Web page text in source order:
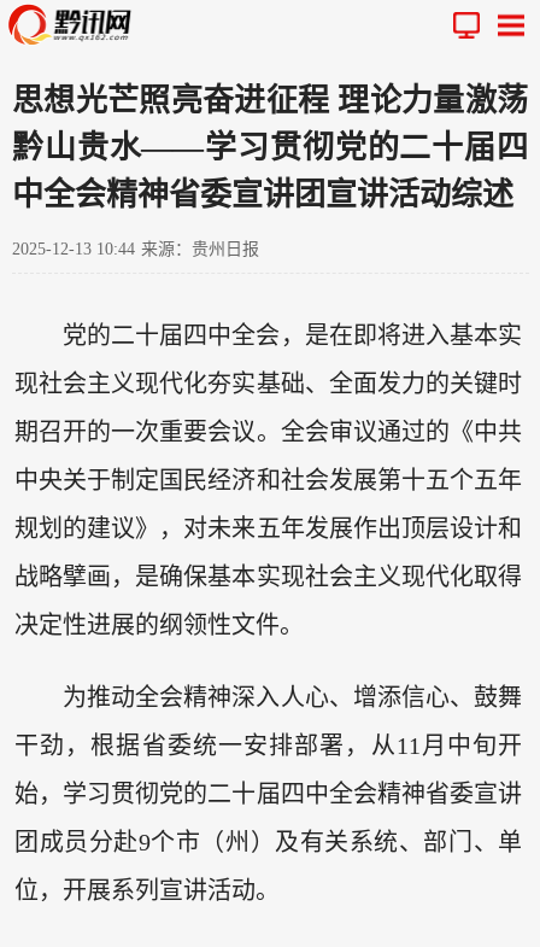
思想光芒照亮奋进征程 理论力量激荡
黔山贵水——学习贯彻党的二十届四
中全会精神省委宣讲团宣讲活动综述
2025-12-13 10:44 来源：贵州日报
党的二十届四中全会，是在即将进入基本实
现社会主义现代化夯实基础、全面发力的关键时
期召开的一次重要会议。全会审议通过的《中共
中央关于制定国民经济和社会发展第十五个五年
规划的建议》，对未来五年发展作出顶层设计和
战略擘画，是确保基本实现社会主义现代化取得
决定性进展的纲领性文件。
为推动全会精神深入人心、增添信心、鼓舞
干劲，根据省委统一安排部署，从11月中旬开
始，学习贯彻党的二十届四中全会精神省委宣讲
团成员分赴9个市（州）及有关系统、部门、单
位，开展系列宣讲活动。